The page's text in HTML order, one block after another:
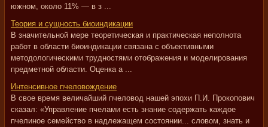
южном, около 11% — в з ...
Теория и сущность биоиндикации
В значительной мере теоретическая и практическая неполнота
работ в области биоиндикации связана с объективными
методологическими трудностями отображения и моделирования
предметной области. Оценка а ...
Интенсивное пчеловождение
В свое время величайший пчеловод нашей эпохи П.И. Прокопович
сказал: «Управление пчелами есть знание содержать каждое
пчелиное семейство в надлежащем состоянии... словом, знать и